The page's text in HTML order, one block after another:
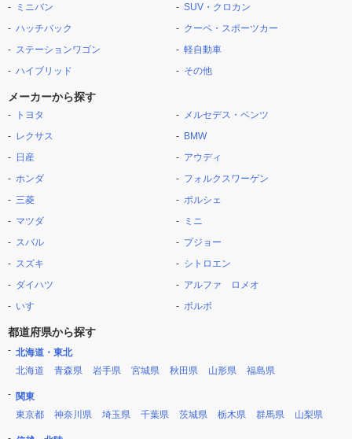
ミニバン
ハッチバック
ステーションワゴン
ハイブリッド
SUV・クロカン
クーペ・スポーツカー
軽自動車
その他
メーカーから探す
トヨタ
レクサス
日産
ホンダ
三菱
マツダ
スバル
スズキ
ダイハツ
いすゞ
メルセデス・ベンツ
BMW
アウディ
フォルクスワーゲン
ポルシェ
ミニ
プジョー
シトロエン
アルファ ロメオ
ボルボ
都道府県から探す
北海道・東北
北海道
青森県 岩手県 宮城県 秋田県 山形県 福島県
関東
東京都
神奈川県 埼玉県 千葉県 茨城県 栃木県 群馬県 山梨県